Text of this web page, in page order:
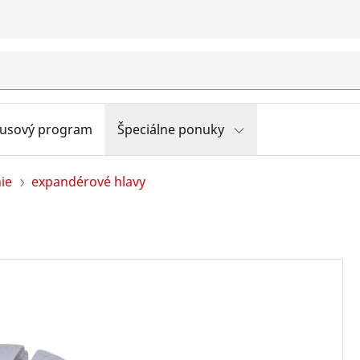
program Špeciálne ponuky
expandérové hlavy